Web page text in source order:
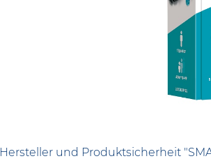
Hersteller und Produktsicherheit